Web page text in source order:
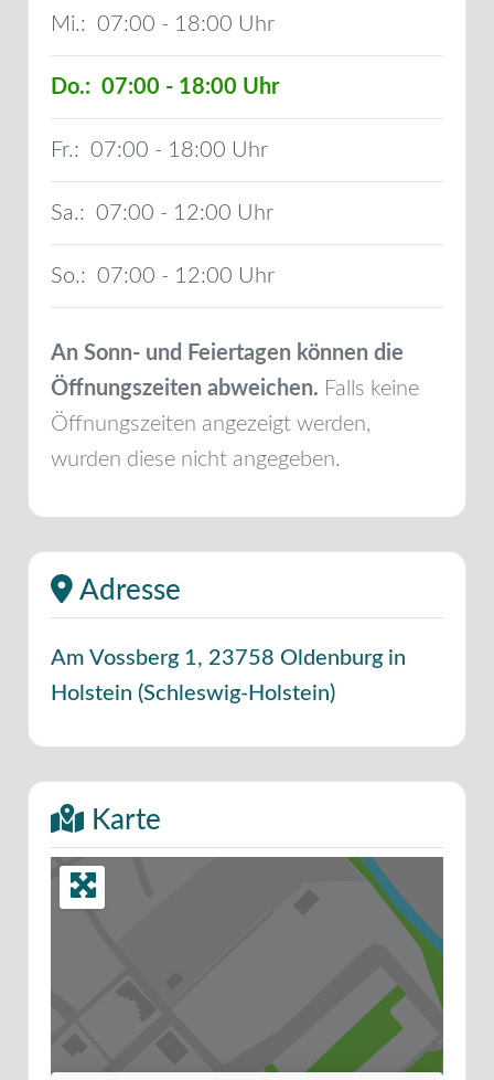
Mi.: 07:00 - 18:00
Do.: 07:00 - 18:00
Fr.: 07:00 - 18:00
Sa.: 07:00 - 12:00
So.: 07:00 - 12:00
An Sonn- und Feiertagen können die
Öffnungszeiten abweichen. Falls keine
Öffnungszeiten angezeigt werden,
wurden diese nicht angegeben.
Adresse
Am Vossberg 1, 23758 Oldenburg in
Holstein (Schleswig-Holstein)
Karte